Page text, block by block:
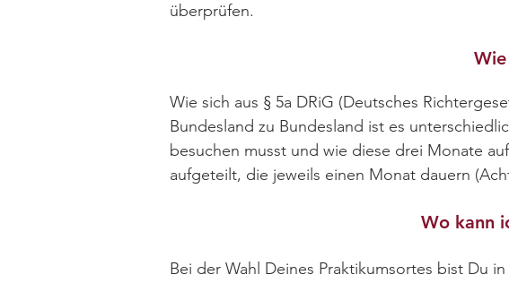
überprüfen.
Wie sich aus § 5a DRiG (Deutsches
Bundesland zu Bundesland ist es
besuchen musst und wie diese drei Monate
aufgeteilt, die jeweils einen Monat dauern
Wo kann
Bei der Wahl Deines Praktikumsortes bist Du